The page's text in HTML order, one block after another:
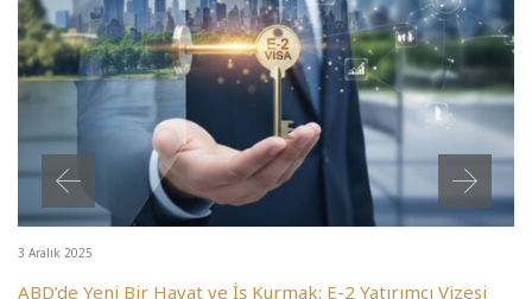
3 Aralık 2025
ABD’de Yeni Bir Hayat ve İş Kurmak: E-2 Yatırımcı Vizesi